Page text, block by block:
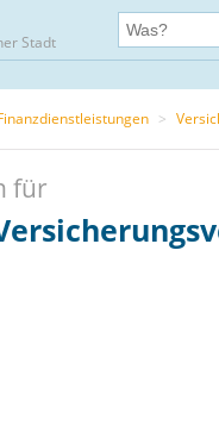
Stadt
>
für